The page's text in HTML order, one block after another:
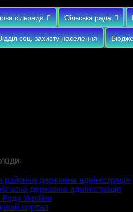
сільради Сільська рада
соц. захисту населення
районна державна адміністрація
державна адміністрація
України
портал